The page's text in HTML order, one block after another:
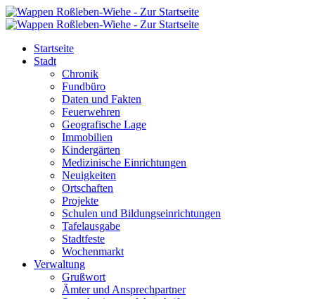
Startseite
Stadt
Chronik
Fundbüro
Daten und Fakten
Feuerwehren
Geografische Lage
Immobilien
Kindergärten
Medizinische Einrichtungen
Neuigkeiten
Ortschaften
Projekte
Schulen und Bildungseinrichtungen
Tafelausgabe
Stadtfeste
Wochenmarkt
Verwaltung
Grußwort
Ämter und Ansprechpartner